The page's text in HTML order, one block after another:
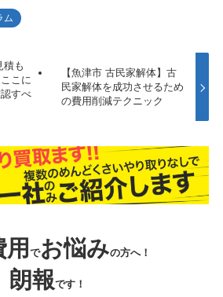
ム
積も
こに
すべ
【魚津市 古民家解体】古
民家解体を成功させるため
の費用削減テクニック
用 でお悩みの方へ！
朗報です！